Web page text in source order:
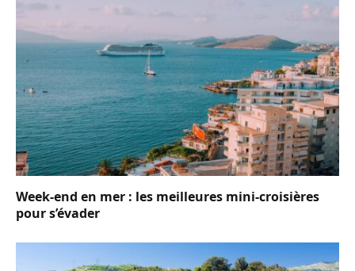
Week-end en mer : les meilleures mini-croisières
pour s’évader